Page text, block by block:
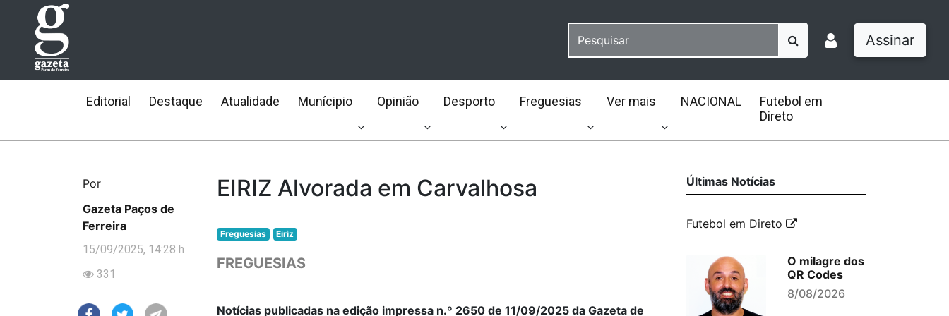
Assinar
Editorial Destaque Atualidade Munícipio Opinião Desporto Freguesias Ver mais NACIONAL
Futebol em
Direto
Por
Gazeta Paços de
Ferreira
15/09/2025, 14:28 h
331
EIRIZ Alvorada em Carvalhosa
Freguesias Eiriz
FREGUESIAS
Notícias publicadas na edição impressa n.º 2650 de 11/09/2025 da Gazeta de
Últimas Notícias
Futebol em Direto
O milagre dos
QR Codes
8/08/2026